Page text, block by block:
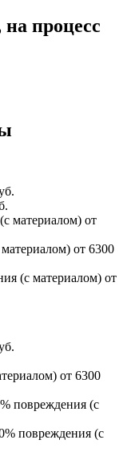
процесс
материалом) от
от 6300
(с материалом) от
от 6300
повреждения (с
повреждения (с